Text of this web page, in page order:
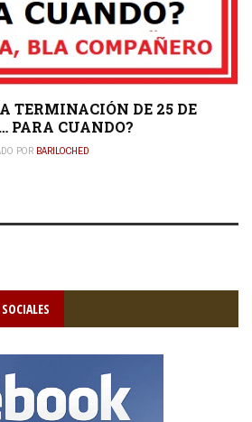
TERMINACIÓN DE 25 DE
PARA CUANDO?
POR BARILOCHED